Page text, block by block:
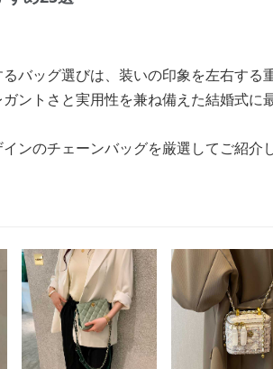
バッグ選びは、装いの印象を左右する
ントさと実用性を兼ね備えた結婚式に
ンのチェーンバッグを厳選してご紹介し